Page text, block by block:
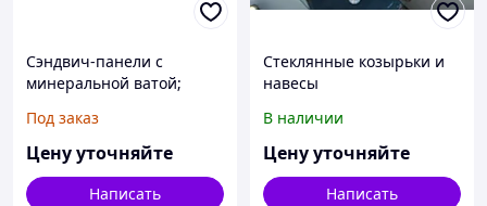
Сэндвич-панели с
минеральной ватой;
система;Фасадные
кассеты; фасадные
панели
Под заказ
Цену уточняйте
Написать
Стеклянные козырьки и
навесы
В наличии
Цену уточняйте
Написать